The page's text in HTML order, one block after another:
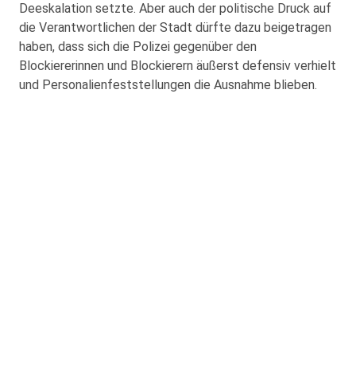
Deeskalation setzte. Aber auch der politische Druck auf
die Verantwortlichen der Stadt dürfte dazu beigetragen
haben, dass sich die Polizei gegenüber den
Blockiererinnen und Blockierern äußerst defensiv verhielt
und Personalienfeststellungen die Ausnahme blieben.